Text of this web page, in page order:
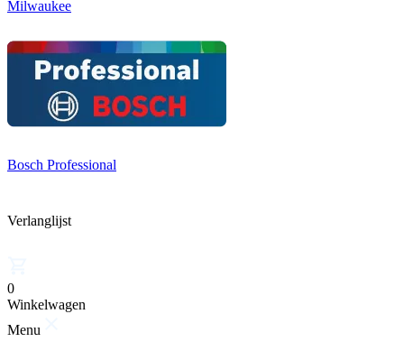
Milwaukee
Bosch Professional
Verlanglijst
0
Winkelwagen
Menu